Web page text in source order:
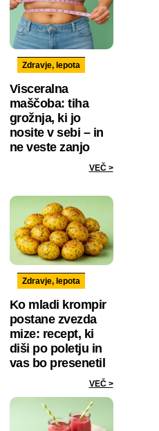
Zdravje, lepota
Visceralna
maščoba: tiha
grožnja, ki jo
nosite v sebi – in
ne veste zanjo
VEČ >
Zdravje, lepota
Ko mladi krompir
postane zvezda
mize: recept, ki
diši po poletju in
vas bo presenetil
VEČ >